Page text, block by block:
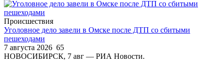
Происшествия
Уголовное дело завели в Омске после ДТП со сбитыми
пешеходами
7 августа 2026 65
НОВОСИБИРСК, 7 авг — РИА Новости.